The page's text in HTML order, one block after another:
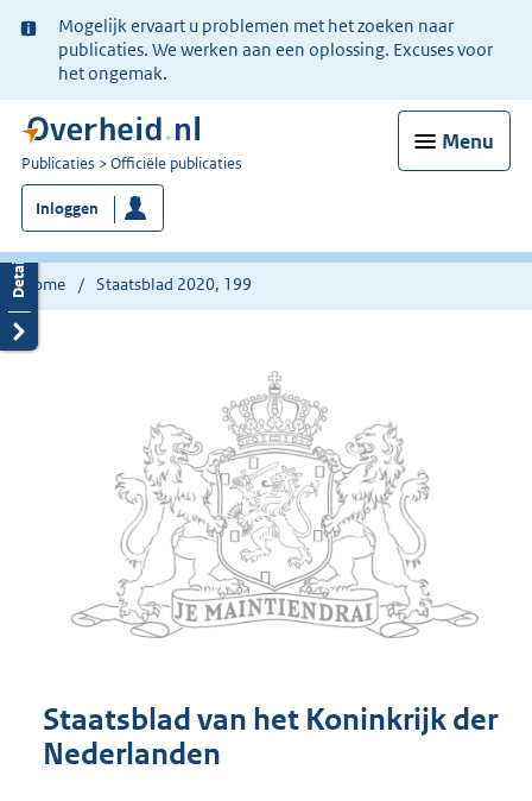
Ter
informatie:
Mogelijk ervaart u problemen met het zoeken naar
publicaties. We werken aan een oplossing. Excuses voor
het ongemak.
Menu
U
bent
nu
hier:
Publicaties Officiële publicaties
Inloggen
Home Staatsblad 2020, 199
Staatsblad van het Koninkrijk der
Nederlanden